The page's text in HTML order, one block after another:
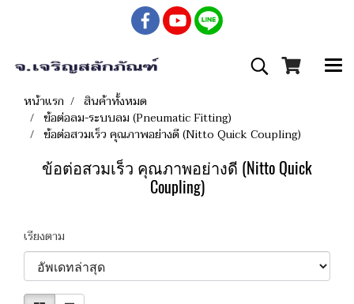
หน้าแรก
สินค้าทั้งหมด
ข้อต่อลม-ระบบลม (Pneumatic Fitting)
ข้อต่อสวมเร็ว คุณภาพอย่างดี (Nitto Quick Coupling)
ข้อต่อสวมเร็ว คุณภาพอย่างดี (Nitto Quick
Coupling)
เรียงตาม